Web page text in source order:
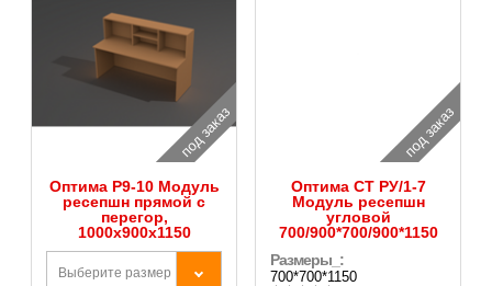
под заказ
Оптима Р9-10 Модуль
ресепшн прямой c
перегор,
1000х900х1150
Выберите размер
под заказ
Оптима СТ РУ/1-7
Модуль ресепшн
угловой
700/900*700/900*1150
Размеры_:
700*700*1150